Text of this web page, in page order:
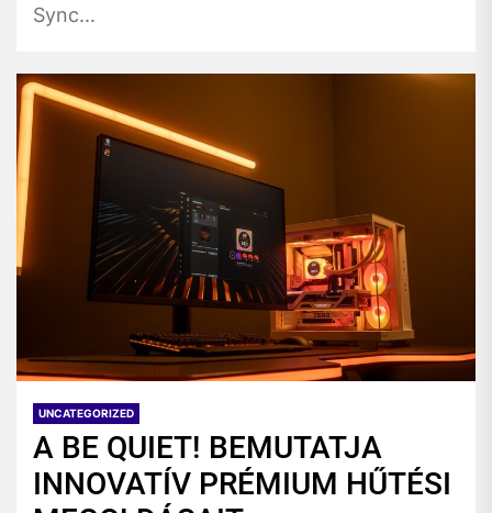
Sync...
UNCATEGORIZED
A BE QUIET! BEMUTATJA
INNOVATÍV PRÉMIUM HŰTÉSI